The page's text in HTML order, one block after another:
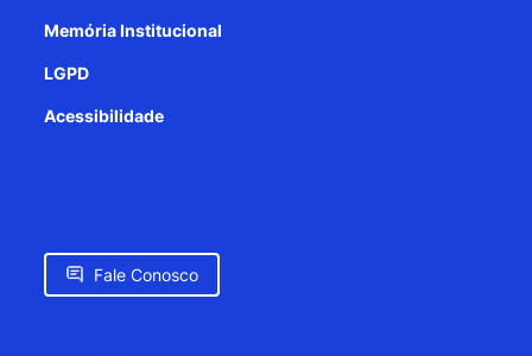
Memória Institucional
LGPD
Acessibilidade
Fale Conosco